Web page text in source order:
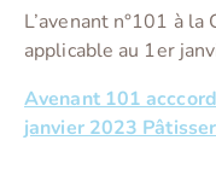
L’avenant n°101 à
applicable au 1er
Avenant 101
janvier 2023